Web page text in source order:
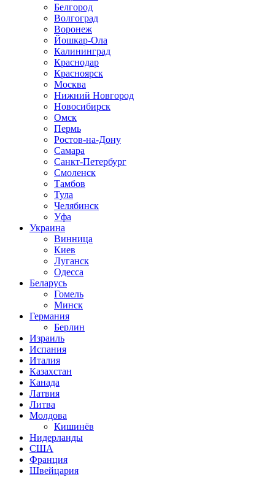
Белгород
Волгоград
Воронеж
Йошкар-Ола
Калининград
Краснодар
Красноярск
Москва
Нижний Новгород
Новосибирск
Омск
Пермь
Ростов-на-Дону
Самара
Санкт-Петербург
Смоленск
Тамбов
Тула
Челябинск
Уфа
Украина
Винница
Киев
Луганск
Одесса
Беларусь
Гомель
Минск
Германия
Берлин
Израиль
Испания
Италия
Казахстан
Канада
Латвия
Литва
Молдова
Кишинёв
Нидерланды
США
Франция
Швейцария